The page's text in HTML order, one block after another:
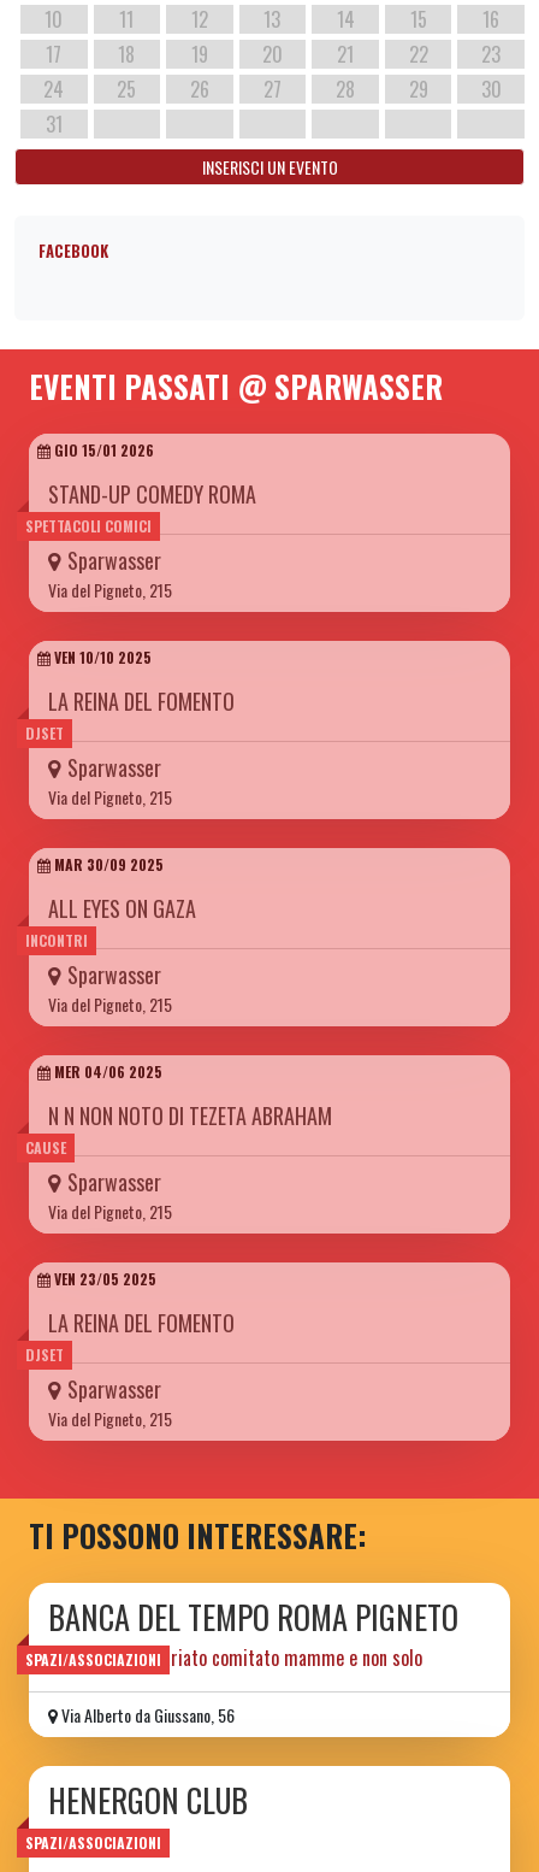
10 11 12 13 14 15
16
17
18 19 20 21 22
23
24
25 26 27 28 29
30
31
INSERISCI UN EVENTO
FACEBOOK
EVENTI PASSATI @ SPARWASSER
SPETTACOLI COMICI
GIO 15/01 2026
STAND-UP COMEDY ROMA
Sparwasser
Via del Pigneto, 215
DJSET
VEN 10/10 2025
LA REINA DEL FOMENTO
Sparwasser
Via del Pigneto, 215
INCONTRI
MAR 30/09 2025
ALL EYES ON GAZA
Sparwasser
Via del Pigneto, 215
CAUSE
MER 04/06 2025
N N NON NOTO DI TEZETA ABRAHAM
Sparwasser
Via del Pigneto, 215
DJSET
VEN 23/05 2025
LA REINA DEL FOMENTO
Sparwasser
Via del Pigneto, 215
TI POSSONO INTERESSARE:
SPAZI/ASSOCIAZIONI
BANCA DEL TEMPO ROMA PIGNETO
ass.ne di volontariato comitato mamme e non solo
Via Alberto da Giussano, 56
SPAZI/ASSOCIAZIONI
HENERGON CLUB
Ass. Culturale